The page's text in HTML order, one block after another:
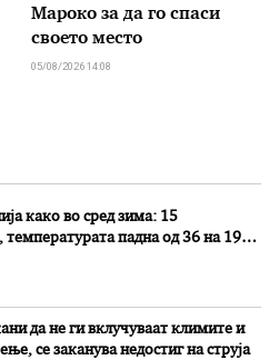
Мароко за да го спаси
своето место
05/08/2026 14:08
како во сред зима: 15
температурата падна од 36 на 19
да не ги вклучуваат климите и
се заканува недостиг на струја